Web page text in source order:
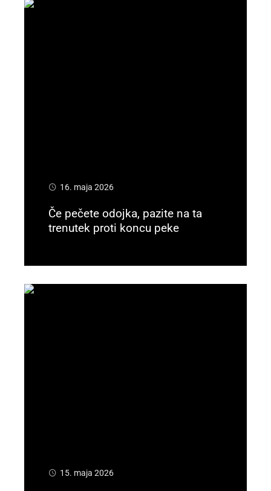
16. maja 2026
Če pečete odojka, pazite na ta
trenutek proti koncu peke
15. maja 2026